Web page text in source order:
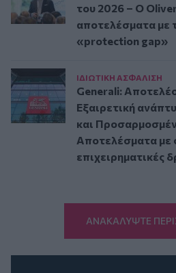
του 2026 – Ο
αποτελέσματα με
«protection gap»
ΙΔΙΩΤΙΚΗ ΑΣΦAΛΙΣΗ
Generali:
Εξαιρετική
και
Αποτελέσματα με
επιχειρηματικές
ΑΝΑΚΑΛΥΨΤΕ